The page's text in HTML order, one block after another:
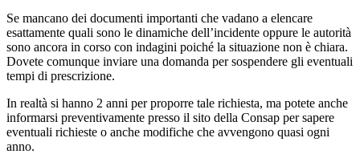
Se mancano dei documenti importanti che vadano a elencare
esattamente quali sono le dinamiche dell’incidente oppure le autorità
sono ancora in corso con indagini poiché la situazione non è chiara.
Dovete comunque inviare una domanda per sospendere gli eventuali
tempi di prescrizione.
In realtà si hanno 2 anni per proporre tale richiesta, ma potete anche
informarsi preventivamente presso il sito della Consap per sapere
eventuali richieste o anche modifiche che avvengono quasi ogni
anno.